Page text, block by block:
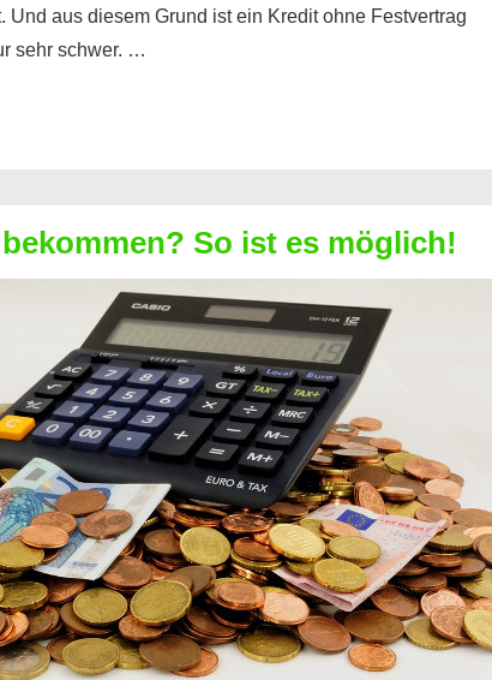
aus diesem Grund ist ein Kredit ohne Festvertrag
sehr schwer. …
So ist es möglich!